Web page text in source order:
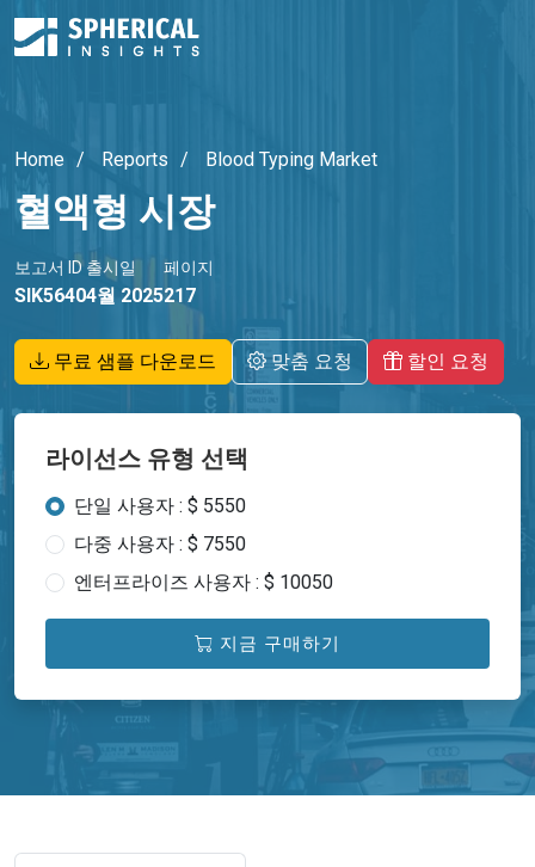
Home Reports Blood Typing Market
혈액형 시장
보고서 ID
SIK5640
출시일
4월 2025
페이지
217
무료 샘플 다운로드 맞춤 요청 할인 요청
라이선스 유형 선택
단일 사용자 : $ 5550
다중 사용자 : $ 7550
엔터프라이즈 사용자 : $ 10050
지금 구매하기